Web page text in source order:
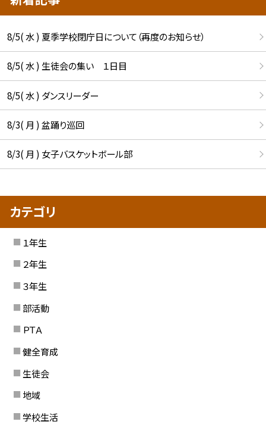
8/5( 水 ) 夏季学校閉庁日について（再度のお知らせ）
8/5( 水 ) 生徒会の集い １日目
8/5( 水 ) ダンスリーダー
8/3( 月 ) 盆踊り巡回
8/3( 月 ) 女子バスケットボール部
カテゴリ
１年生
２年生
３年生
部活動
ＰＴＡ
健全育成
生徒会
地域
学校生活